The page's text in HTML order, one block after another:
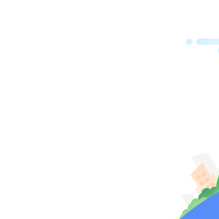
公
会各
创
广
弃“
声
示